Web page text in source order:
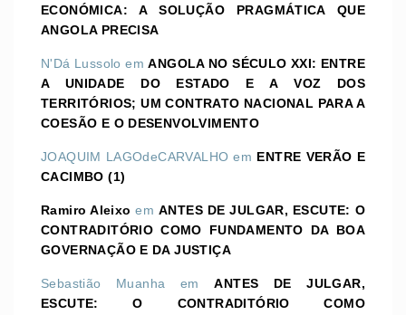
ECONÓMICA: A SOLUÇÃO PRAGMÁTICA QUE
ANGOLA PRECISA
N'Dá Lussolo emANGOLA NO SÉCULO XXI: ENTRE
A UNIDADE DO ESTADO E A VOZ DOS
TERRITÓRIOS; UM CONTRATO NACIONAL PARA A
COESÃO E O DESENVOLVIMENTO
JOAQUIM LAGOdeCARVALHO em ENTRE VERÃO E
CACIMBO (1)
Ramiro Aleixo emANTES DE JULGAR, ESCUTE: O
CONTRADITÓRIO COMO FUNDAMENTO DA BOA
GOVERNAÇÃO E DA JUSTIÇA
Sebastião Muanha emANTES DE JULGAR,
ESCUTE: O CONTRADITÓRIO COMO